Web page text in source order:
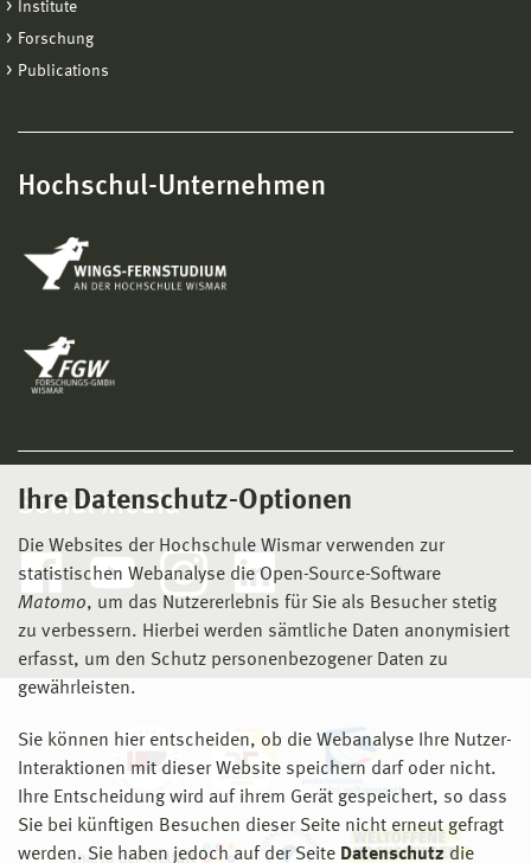
Ihre Datenschutz-Optionen
Die Websites der Hochschule Wismar verwenden zur
statistischen Webanalyse die Open-Source-Software
Matomo, um das Nutzererlebnis für Sie als Besucher stetig
zu verbessern. Hierbei werden sämtliche Daten anonymisiert
erfasst, um den Schutz personenbezogener Daten zu
gewährleisten.
Sie können hier entscheiden, ob die Webanalyse Ihre Nutzer-
Interaktionen mit dieser Website speichern darf oder nicht.
Ihre Entscheidung wird auf ihrem Gerät gespeichert, so dass
Sie bei künftigen Besuchen dieser Seite nicht erneut gefragt
werden. Sie haben jedoch auf der Seite Datenschutz die
Institute
Forschung
Publications
Hochschul-Unternehmen
Social Media